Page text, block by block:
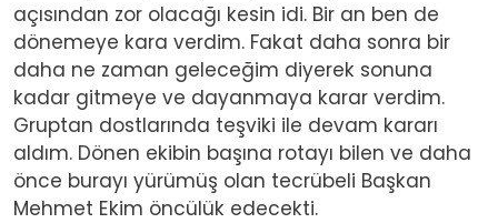
açısından zor olacağı kesin idi. Bir an ben de
dönemeye kara verdim. Fakat daha sonra bir
daha ne zaman geleceğim diyerek sonuna
kadar gitmeye ve dayanmaya karar verdim.
Gruptan dostlarında teşviki ile devam kararı
aldım. Dönen ekibin başına rotayı bilen ve daha
önce burayı yürümüş olan tecrübeli Başkan
Mehmet Ekim öncülük edecekti.